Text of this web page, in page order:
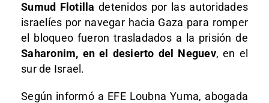
Sumud Flotilla detenidos por las autoridades
israelíes por navegar hacia Gaza para romper
el bloqueo fueron trasladados a la prisión de
Saharonim, en el desierto del Neguev, en el
sur de Israel.
Según informó a EFE Loubna Yuma, abogada